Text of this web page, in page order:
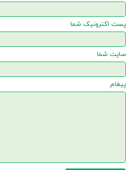
★
پست اکترونیک شما
سایت شما
پیغام